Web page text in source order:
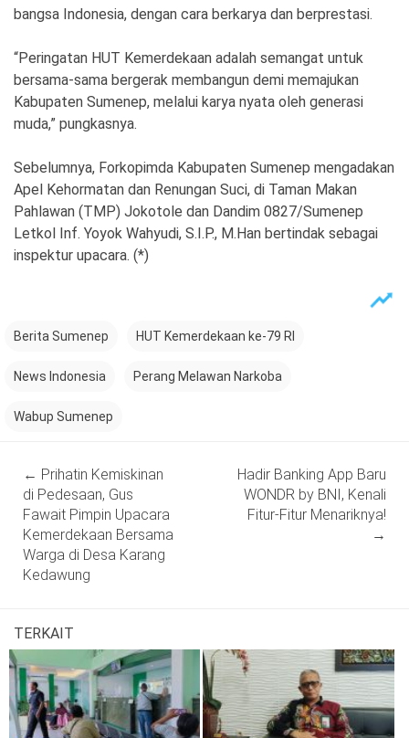
bangsa Indonesia, dengan cara berkarya dan berprestasi.
“Peringatan HUT Kemerdekaan adalah semangat untuk
bersama-sama bergerak membangun demi memajukan
Kabupaten Sumenep, melalui karya nyata oleh generasi
muda,” pungkasnya.
Sebelumnya, Forkopimda Kabupaten Sumenep mengadakan
Apel Kehormatan dan Renungan Suci, di Taman Makan
Pahlawan (TMP) Jokotole dan Dandim 0827/Sumenep
Letkol Inf. Yoyok Wahyudi, S.I.P., M.Han bertindak sebagai
inspektur upacara. (*)
Berita Sumenep HUT Kemerdekaan ke-79 RI
News Indonesia Perang Melawan Narkoba
Wabup Sumenep
navigation
← Prihatin Kemiskinan
di Pedesaan, Gus
Fawait Pimpin Upacara
Kemerdekaan Bersama
Warga di Desa Karang
Kedawung
Hadir Banking App Baru
WONDR by BNI, Kenali
Fitur-Fitur Menariknya!
→
TERKAIT